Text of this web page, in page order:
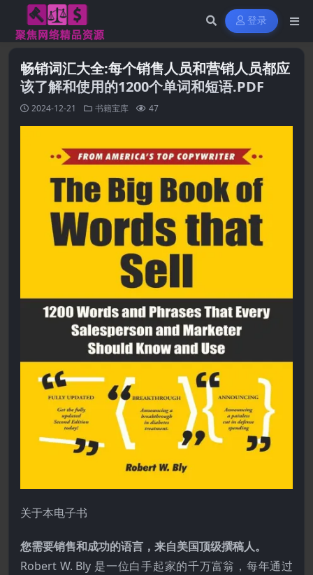
登录
畅销词汇大全:每个销售人员和营销人员都应
该了解和使用的1200个单词和短语.PDF
2024-12-21 书籍宝库 47
关于本电子书
您需要销售和成功的语言，来自美国顶级撰稿人。
Robert W. Bly 是一位白手起家的千万富翁，每年通过